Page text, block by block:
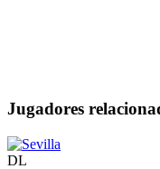
Jugadores
DL